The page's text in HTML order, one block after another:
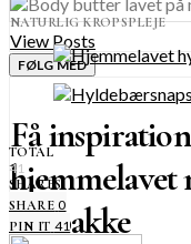
NATURLIG KROPSPLEJE
View Posts
FØLG MED
Få
hjemmelavet
indbakke
TOTAL
41
SHARES
SHARE 0
PIN IT 41